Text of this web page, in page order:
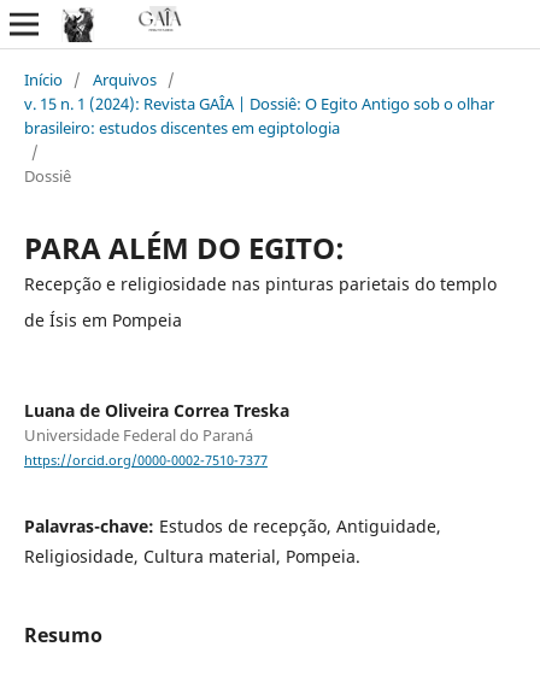
Início / Arquivos /
v. 15 n. 1 (2024): Revista GAÎA | Dossiê: O Egito Antigo sob o olhar
brasileiro: estudos discentes em egiptologia
/
Dossiê
PARA ALÉM DO EGITO:
Recepção e religiosidade nas pinturas parietais do templo
de Ísis em Pompeia
Luana de Oliveira Correa Treska
Universidade Federal do Paraná
https://orcid.org/0000-0002-7510-7377
Palavras-chave: Estudos de recepção, Antiguidade,
Religiosidade, Cultura material, Pompeia.
Resumo